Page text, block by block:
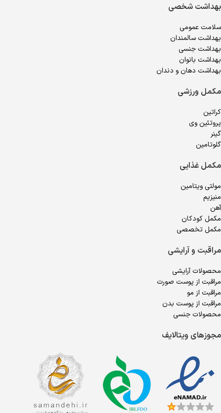
بهداشت شخصی
سلامت عمومی
بهداشت سالمندان
بهداشت جنسی
بهداشت بانوان
بهداشت دهان و دندان
مکمل ورزشی
کراتین
پروتئین وی
گینر
گلوتامین
مکمل غذایی
مولتی ویتامین
منیزیم
آهن
مکمل کودکان
مکمل تخصصی
مراقبت و آرایشی
محصولات آرایشی
مراقبت از پوست صورت
مراقبت از مو
مراقبت از پوست بدن
محصولات جنسی
مجوزهای ویتالایف